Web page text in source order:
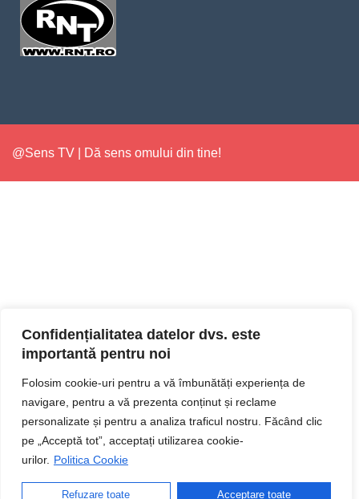
Confidențialitatea datelor dvs. este
importantă pentru noi
Folosim cookie-uri pentru a vă îmbunătăți experiența de
navigare, pentru a vă prezenta conținut și reclame
personalizate și pentru a analiza traficul nostru. Făcând clic
pe „Acceptă tot”, acceptați utilizarea cookie-
urilor. Politica Cookie
Refuzare toate Acceptare toate
@Sens TV | Dă sens omului din tine!